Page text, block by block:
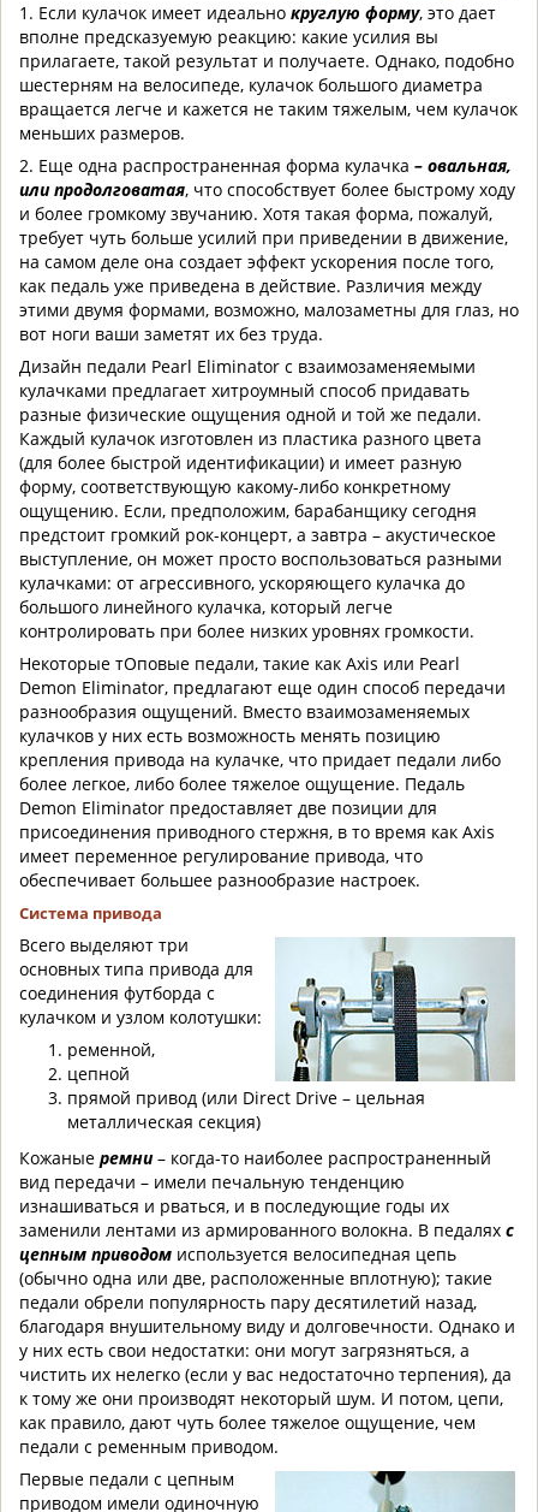
1. Если кулачок имеет идеально круглую форму, это дает
вполне предсказуемую реакцию: какие усилия вы
прилагаете, такой результат и получаете. Однако, подобно
шестерням на велосипеде, кулачок большого диаметра
вращается легче и кажется не таким тяжелым, чем кулачок
меньших размеров.
2. Еще одна распространенная форма кулачка – овальная,
или продолговатая, что способствует более быстрому ходу
и более громкому звучанию. Хотя такая форма, пожалуй,
требует чуть больше усилий при приведении в движение,
на самом деле она создает эффект ускорения после того,
как педаль уже приведена в действие. Различия между
этими двумя формами, возможно, малозаметны для глаз, но
вот ноги ваши заметят их без труда.
Дизайн педали Pearl Eliminator с взаимозаменяемыми
кулачками предлагает хитроумный способ придавать
разные физические ощущения одной и той же педали.
Каждый кулачок изготовлен из пластика разного цвета
(для более быстрой идентификации) и имеет разную
форму, соответствующую какому-либо конкретному
ощущению. Если, предположим, барабанщику сегодня
предстоит громкий рок-концерт, а завтра – акустическое
выступление, он может просто воспользоваться разными
кулачками: от агрессивного, ускоряющего кулачка до
большого линейного кулачка, который легче
контролировать при более низких уровнях громкости.
Некоторые тОповые педали, такие как Axis или Pearl
Demon Eliminator, предлагают еще один способ передачи
разнообразия ощущений. Вместо взаимозаменяемых
кулачков у них есть возможность менять позицию
крепления привода на кулачке, что придает педали либо
более легкое, либо более тяжелое ощущение. Педаль
Demon Eliminator предоставляет две позиции для
присоединения приводного стержня, в то время как Axis
имеет переменное регулирование привода, что
обеспечивает большее разнообразие настроек.
Система привода
Всего выделяют три
основных типа привода для
соединения футборда с
кулачком и узлом колотушки:
ременной,
цепной
прямой привод (или Direct Drive – цельная
металлическая секция)
Кожаные ремни– когда-то наиболее распространенный
вид передачи – имели печальную тенденцию
изнашиваться и рваться, и в последующие годы их
заменили лентами из армированного волокна. В педалях с
цепным приводом используется велосипедная цепь
(обычно одна или две, расположенные вплотную); такие
педали обрели популярность пару десятилетий назад,
благодаря внушительному виду и долговечности. Однако и
у них есть свои недостатки: они могут загрязняться, а
чистить их нелегко (если у вас недостаточно терпения), да
к тому же они производят некоторый шум. И потом, цепи,
как правило, дают чуть более тяжелое ощущение, чем
педали с ременным приводом.
Первые педали с цепным
приводом имели одиночную